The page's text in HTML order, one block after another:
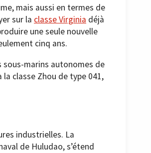
mais aussi en termes de
sur la classe Virginia déjà
une seule nouvelle
cinq ans.
sous-marins autonomes de
classe Zhou de type 041,
industrielles. La
de Huludao, s’étend